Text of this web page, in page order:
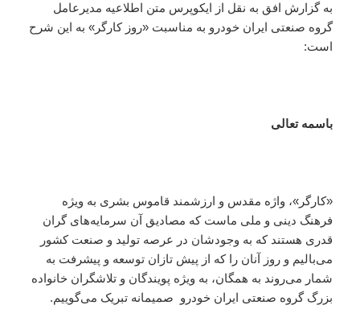
به گزارش افق به نقل از ایکوپرس متن اطلاعیه مدیرعامل
گروه صنعتی ایران خودرو به مناسبت «روز کارگر» به این شرح
است:
باسمه تعالی
«کارگر»، واژه مقدس و ارزشمند قاموس بشری به ویژه
فرهنگ دینی و ملی ماست که مصادیق آن سرمایه‌های گران
قدری هستند که به وجودشان در عرصه تولید و صنعت کشور
می‌بالیم و روز آنان را که از پیش تازان توسعه و پیشرفت به
شمار می‌روند به همگان، به ویژه پویندگان و تلاشگران خانواده
بزرگ گروه صنعتی ایران خودرو صمیمانه تبریک می‌گوییم.